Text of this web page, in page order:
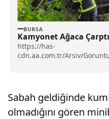
BURSA
Kamyonet Ağaca
https://has-
cdn.aa.com.tr/Arsiv/
Bursa'da kamyonetin
Sabah geldiğinde
olmadığını gören